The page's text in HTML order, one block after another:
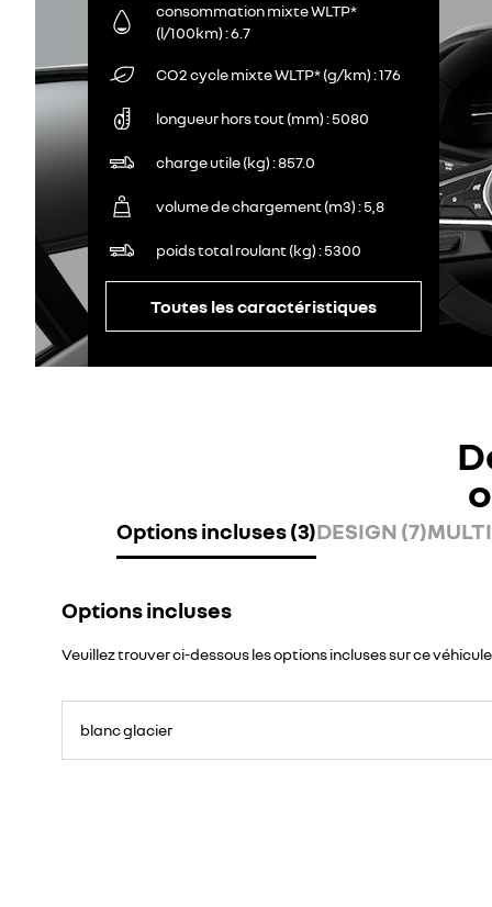
consommation mixte WLTP*
(l/100km) 6.7
CO2 cycle mixte WLTP* (g/km) 176
longueur hors tout (mm) 5080
charge utile (kg) 857.0
volume de chargement (m3) 5,8
poids total roulant (kg) 5300
Toutes les caractéristiques
Options incluses (3)DESIGN (7)
Options incluses
Veuillez trouver ci-dessous les options incluses sur ce véhicule
blanc glacier